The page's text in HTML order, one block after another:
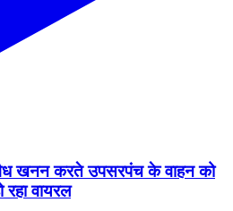
खनन करते उपसरपंच के वाहन को
रहा वायरल